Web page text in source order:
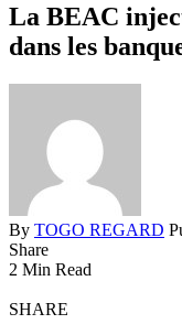
La BEAC
dans les
By TOGO REGARD
Share
2 Min Read
SHARE